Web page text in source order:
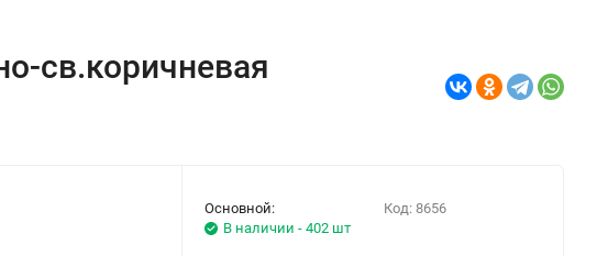
св.коричневая
Основной:
В наличии - 402 шт
Код: 8656